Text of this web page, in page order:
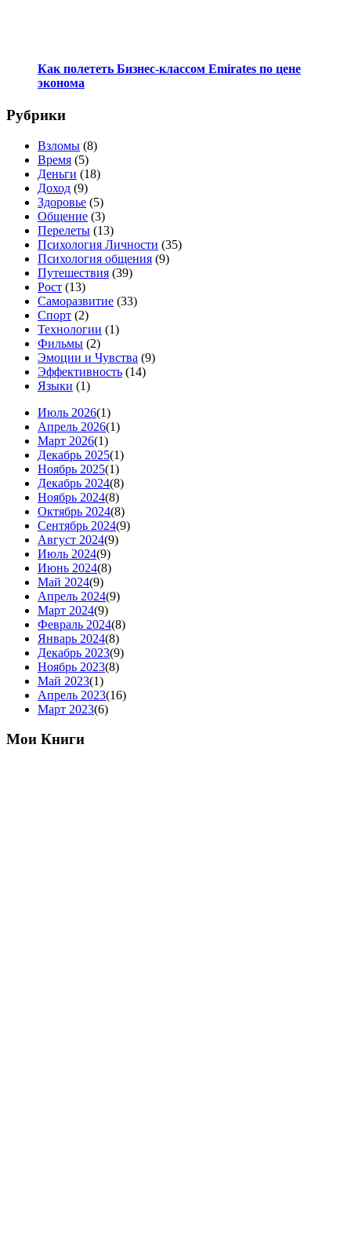
Как полететь Бизнес-классом Emirates по цене
эконома
Рубрики
Взломы (8)
Время (5)
Деньги (18)
Доход (9)
Здоровье (5)
Общение (3)
Перелеты (13)
Психология Личности (35)
Психология общения (9)
Путешествия (39)
Рост (13)
Саморазвитие (33)
Спорт (2)
Технологии (1)
Фильмы (2)
Эмоции и Чувства (9)
Эффективность (14)
Языки (1)
Июль 2026(1)
Апрель 2026(1)
Март 2026(1)
Декабрь 2025(1)
Ноябрь 2025(1)
Декабрь 2024(8)
Ноябрь 2024(8)
Октябрь 2024(8)
Сентябрь 2024(9)
Август 2024(9)
Июль 2024(9)
Июнь 2024(8)
Май 2024(9)
Апрель 2024(9)
Март 2024(9)
Февраль 2024(8)
Январь 2024(8)
Декабрь 2023(9)
Ноябрь 2023(8)
Май 2023(1)
Апрель 2023(16)
Март 2023(6)
Мои Книги